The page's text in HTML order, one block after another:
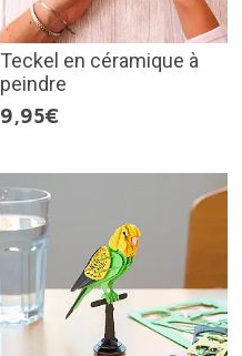
Teckel en céramique à
peindre
9,95€